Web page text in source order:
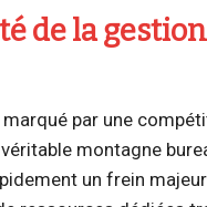
de la
par une
montagne
un frein